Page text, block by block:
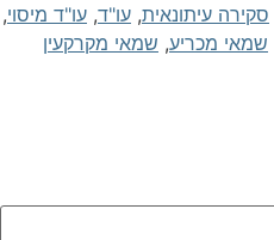
סקירה עיתונאית, עו"ד, עו"ד מיסוי,
שמאי מכריע, שמאי מקרקעין